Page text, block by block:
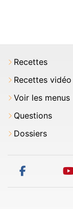
Recettes
Recettes vidéo
Voir les menus
Questions
Dossiers
facebook